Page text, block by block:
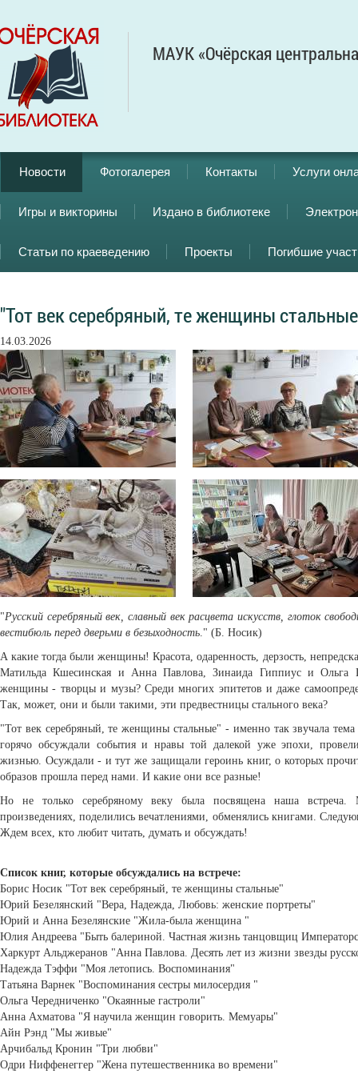
МАУК «Очёрская
Новости Фотогалерея Контакты Услуги
Игры и викторины Издано в библиотеке
Статьи по краеведению Проекты Погибшие
"Тот век серебряный, те женщины
14.03.2026
"Русский серебряный век, славный век расцвета искусств, глоток
вестибюль перед дверьми в безыходность." (Б. Носик)
А какие тогда были женщины! Красота, одаренность, дерзость,
Матильда Кшесинская и Анна Павлова, Зинаида Гиппиус и Ольга
женщины - творцы и музы? Среди многих эпитетов и даже
Так, может, они и были такими, эти предвестницы стального века?
"Тот век серебряный, те женщины стальные" - именно так звучала
горячо обсуждали события и нравы той далекой уже эпохи,
жизнью. Осуждали - и тут же защищали героинь книг, о которых
образов прошла перед нами. И какие они все разные!
Но не только серебряному веку была посвящена наша
произведениях, поделились вечатлениями, обменялись книгами.
Ждем всех, кто любит читать, думать и обсуждать!
Список книг, которые обсуждались на встрече:
Борис Носик "Тот век серебряный, те женщины стальные"
Юрий Безелянский "Вера, Надежда, Любовь: женские портреты"
Юрий и Анна Безелянские "Жила-была женщина "
Юлия Андреева "Быть балериной. Частная жизнь танцовщиц
Харкурт Альджеранов "Анна Павлова. Десять лет из жизни звезды
Надежда Тэффи "Моя летопись. Воспоминания"
Татьяна Варнек "Воспоминания сестры милосердия "
Ольга Чередниченко "Окаянные гастроли"
Анна Ахматова "Я научила женщин говорить. Мемуары"
Айн Рэнд "Мы живые"
Арчибальд Кронин "Три любви"
Одри Ниффенеггер "Жена путешественника во времени"